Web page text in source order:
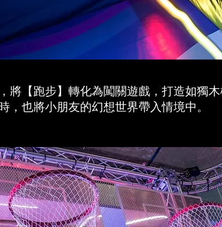
將【跑步】轉化為闖關遊戲，打造如獨
，也將小朋友的幻想世界帶入情境中。